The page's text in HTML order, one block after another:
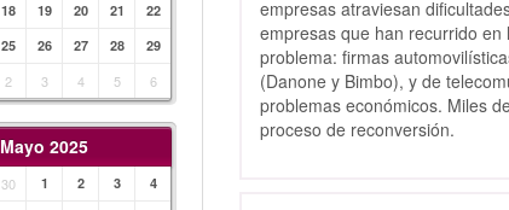
18 19 20 21
22
25 26 27 28
29
2 3 4 5 6
Mayo 2025
30 1 2 3
4
empresas atraviesan
empresas que han recurrido
problema: firmas
(Danone y Bimbo), y de
problemas económicos. Miles
proceso de reconversión.